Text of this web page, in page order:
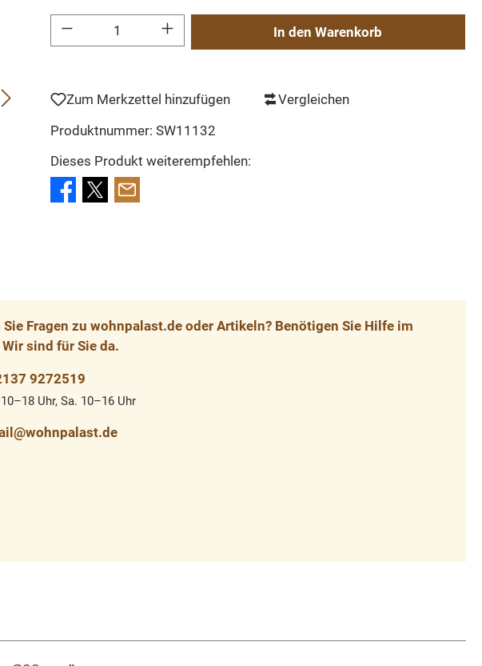
Produkt Anzahl: Gib den gewünschten Wert ein oder benutze die Schaltflächen um die Anzahl zu
In den Warenkorb
Zum Merkzettel hinzufügen
Vergleichen
Produktnummer: SW11132
Dieses Produkt weiterempfehlen:
Sie Fragen zu wohnpalast.de oder Artikeln? Benötigen Sie Hilfe im
Wir sind für Sie da.
9272519
Uhr, Sa. 10–16 Uhr